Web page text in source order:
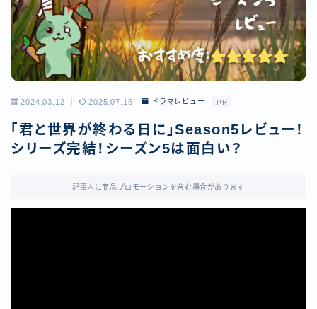
2024.03.12 2025.07.15 ドラマレビュー PR
「君と世界が終わる日に」Season5レビュー！
シリーズ完結！シーズン5は面白い？
記事内に商品プロモーションを含む場合があります